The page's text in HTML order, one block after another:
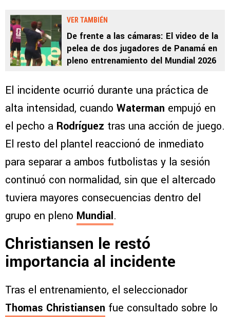
VER TAMBIÉN
De frente a las cámaras: El video de la
pelea de dos jugadores de Panamá en
pleno entrenamiento del Mundial 2026
El incidente ocurrió durante una práctica de
alta intensidad, cuando Waterman empujó en
el pecho a Rodríguez tras una acción de juego.
El resto del plantel reaccionó de inmediato
para separar a ambos futbolistas y la sesión
continuó con normalidad, sin que el altercado
tuviera mayores consecuencias dentro del
grupo en pleno Mundial.
Christiansen le restó
importancia al incidente
Tras el entrenamiento, el seleccionador
Thomas Christiansen fue consultado sobre lo